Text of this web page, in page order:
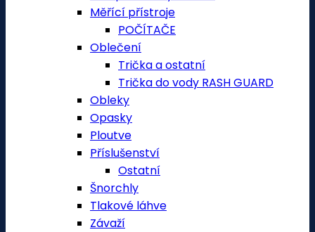
Měřící přístroje
POČÍTAČE
Oblečení
Trička a ostatní
Trička do vody RASH GUARD
Obleky
Opasky
Ploutve
Příslušenství
Ostatní
Šnorchly
Tlakové láhve
Závaží